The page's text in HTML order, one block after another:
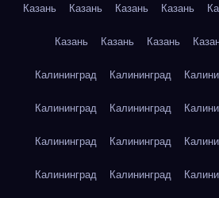
Казань Казань Казань Казань
Казань Казань Казань
Калининград Калининград
Калининград Калининград
Калининград Калининград
Калининград Калининград